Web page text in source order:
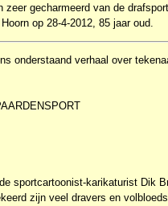
gecharmeerd van de drafsport.
op 28-4-2012, 85 jaar oud.
onderstaand verhaal over
sportcartoonist-karikaturist Dik
zijn veel dravers en